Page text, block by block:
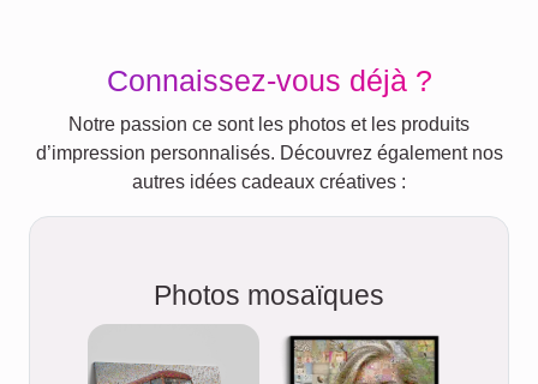
Connaissez-vous déjà ?
Notre passion ce sont les photos et les produits
d’impression personnalisés. Découvrez également nos
autres idées cadeaux créatives :
Photos mosaïques